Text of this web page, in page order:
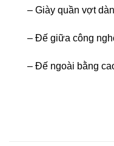
– Giày quần vợt
– Đế giữa công
– Đế ngoài bằng